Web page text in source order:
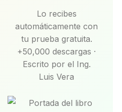
Lo recibes
automáticamente con
tu prueba gratuita.
+50,000 descargas ·
Escrito por el Ing.
Luis Vera